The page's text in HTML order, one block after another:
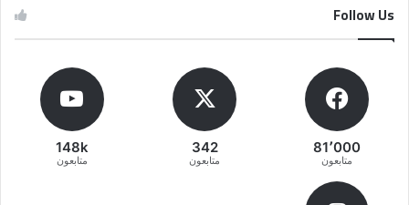
Follow Us
81٬000
متابعون
342
متابعون
148k
متابعون